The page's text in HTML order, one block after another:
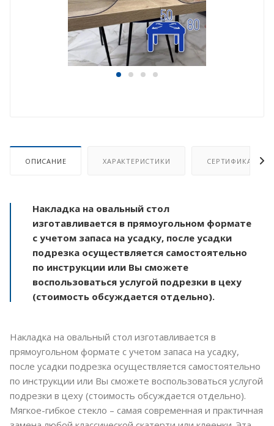
ОПИСАНИЕ ХАРАКТЕРИСТИКИ СЕРТИФИКАТ
Накладка на овальный стол
изготавливается в прямоугольном формате
с учетом запаса на усадку, после усадки
подрезка осуществляется самостоятельно
по инструкции или Вы сможете
воспользоваться услугой подрезки в цеху
(стоимость обсуждается отдельно).
Накладка на овальный стол изготавливается в
прямоугольном формате с учетом запаса на усадку,
после усадки подрезка осуществляется самостоятельно
по инструкции или Вы сможете воспользоваться услугой
подрезки в цеху (стоимость обсуждается отдельно).
Мягкое-гибкое стекло – самая современная и практичная